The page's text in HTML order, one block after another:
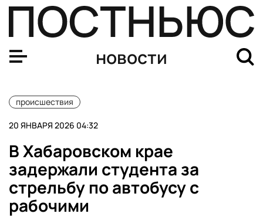
новости
происшествия
20 ЯНВАРЯ 2026 04:32
В Хабаровском крае
задержали студента за
стрельбу по автобусу с
рабочими
В Петербурге уничтожили более 40 кг аргентинского